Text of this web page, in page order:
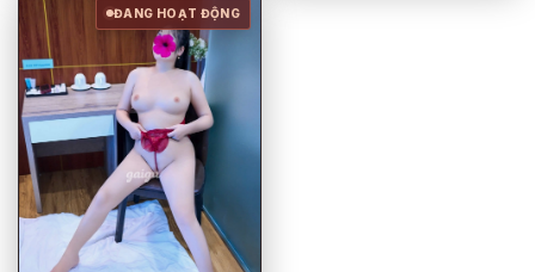
ĐANG HOẠT ĐỘNG